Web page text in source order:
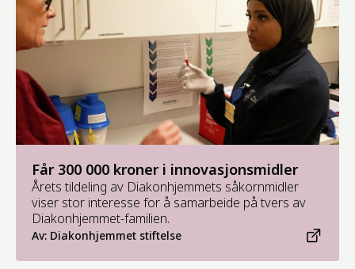
Får 300 000 kroner i innovasjonsmidler
Årets tildeling av Diakonhjemmets såkornmidler
viser stor interesse for å samarbeide på tvers av
Diakonhjemmet-familien.
Av: Diakonhjemmet stiftelse